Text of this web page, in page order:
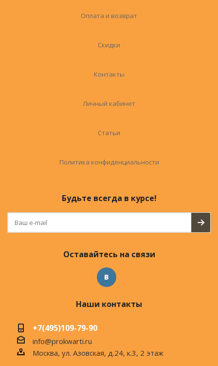
Оплата и возврат
Скидки
Контакты
Личный кабинет
Статьи
Политика конфиденциальности
Будьте всегда в курсе!
Оставайтесь на связи
Наши контакты
+7(495)109-79-90
info@prokwarti.ru
Москва, ул. Азовская, д.24, к.3, 2 этаж